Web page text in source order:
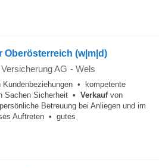
(w|m|d)
AG - Wels
Kundenbeziehungen • kompetente
Sachen Sicherheit • Verkaufvon
Betreuung bei Anliegen und im
Auftreten • gutes